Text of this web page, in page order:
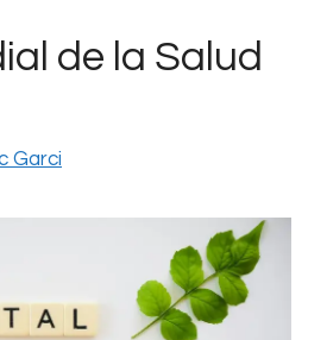
de la Salud
Garci